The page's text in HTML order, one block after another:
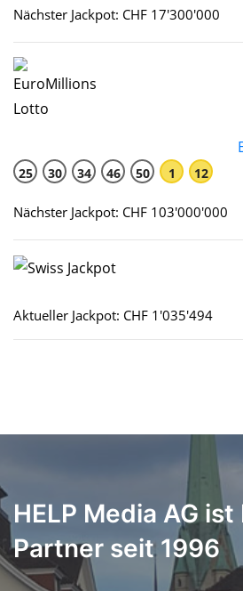
Nächster Jackpot: CHF 17'300'000
25 30 34 46 50 1 12
Nächster Jackpot: CHF 103'000'000
Aktueller Jackpot: CHF 1'035'494
HELP Media AG
Partner seit 1996